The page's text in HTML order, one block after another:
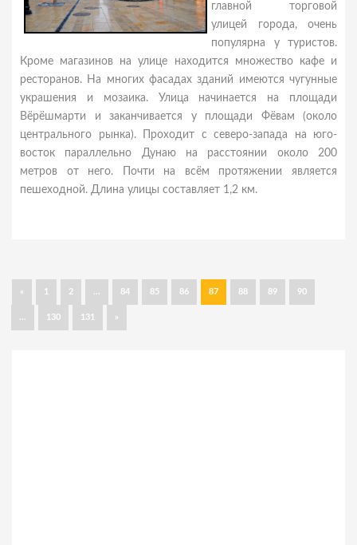
главной торговой
улицей города, очень
популярна у туристов.
Кроме магазинов на улице находится множество кафе и
ресторанов. На многих фасадах зданий имеются чугунные
украшения и мозаика. Улица начинается на площади
Вёрёшмарти и заканчивается у площади Фёвам (около
центрального рынка). Проходит с северо-запада на юго-
восток параллельно Дунаю на расстоянии около 200
метров от него. Почти на всём протяжении является
пешеходной. Длина улицы составляет 1,2 км.
« 1 2 ... 84 85 86 87 88 89 90
... 130 131 »